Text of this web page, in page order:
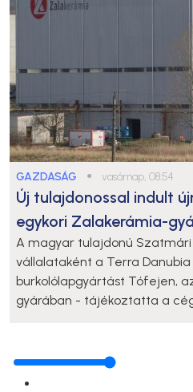
GAZDASÁG ● vasárnap, 08:54
Új tulajdonossal indult
egykori Zalakerámia-
A magyar tulajdonú
vállalataként a Terra
burkolólapgyártást Tófejen,
gyárában - tájékoztatta a